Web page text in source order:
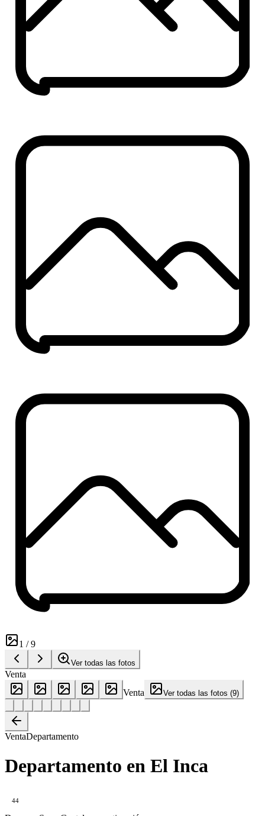
1 /9
Ver todas las fotos
Venta
Venta
Ver todas las fotos (9)
VentaDepartamento
Departamento en El Inca
44